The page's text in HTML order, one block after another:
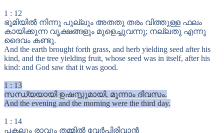
1 : 12
ഭൂമിയിൽ നിന്നു പുല്ലും അതതു തരം വിത്തുള്ള ഫലം
കായിക്കുന്ന വൃക്ഷങ്ങളും മുളെച്ചുവന്നു; നല്ലതു എന്നു
ദൈവം കണ്ടു.
And the earth brought forth grass, and herb yielding seed after his
kind, and the tree yielding fruit, whose seed was in itself, after his
kind: and God saw that it was good.
1 : 13
സന്ധ്യയായി ഉഷസ്സുമായി, മൂന്നാം ദിവസം.
And the evening and the morning were the third day.
1 : 14
പകലും രാവും തമ്മിൽ വേർപിരിവാൻ